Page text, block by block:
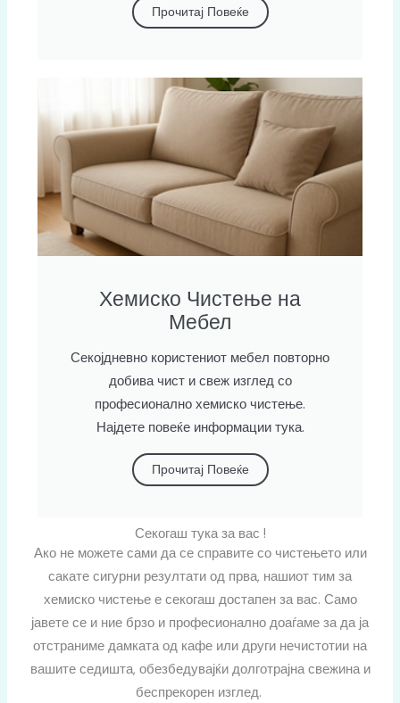
Прочитај Повеќе
Хемиско Чистење на
Мебел
Секојдневно користениот мебел повторно
добива чист и свеж изглед со
професионално хемиско чистење.
Најдете повеќе информации тука.
Прочитај Повеќе
Секогаш тука за вас !
Ако не можете сами да се справите со чистењето или
сакате сигурни резултати од прва, нашиот тим за
хемиско чистење е секогаш достапен за вас. Само
јавете се и ние брзо и професионално доаѓаме за да ја
отстраниме дамката од кафе или други нечистотии на
вашите седишта, обезбедувајќи долготрајна свежина и
беспрекорен изглед.